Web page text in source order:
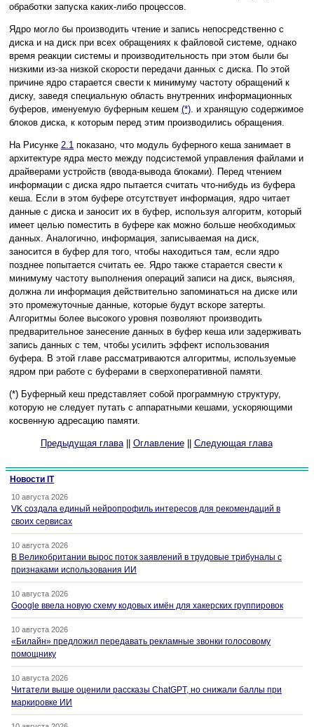
обработки запуска каких-либо процессов.
Ядро могло бы производить чтение и запись непосредственно с
диска и на диск при всех обращениях к файловой системе, однако
время реакции системы и производительность при этом были бы
низкими из-за низкой скорости передачи данных с диска. По этой
причине ядро старается свести к минимуму частоту обращений к
диску, заведя специальную область внутренних информационных
буферов, именуемую буферным кешем (*). и хранящую содержимое
блоков диска, к которым перед этим производились обращения.
На Рисунке 2.1 показано, что модуль буферного кеша занимает в
архитектуре ядра место между подсистемой управления файлами и
драйверами устройств (ввода-вывода блоками). Перед чтением
информации с диска ядро пытается считать что-нибудь из буфера
кеша. Если в этом буфере отсутствует информация, ядро читает
данные с диска и заносит их в буфер, используя алгоритм, который
имеет целью поместить в буфере как можно больше необходимых
данных. Аналогично, информация, записываемая на диск,
заносится в буфер для того, чтобы находиться там, если ядро
позднее попытается считать ее. Ядро также старается свести к
минимуму частоту выполнения операций записи на диск, выясняя,
должна ли информация действительно запоминаться на диске или
это промежуточные данные, которые будут вскоре затерты.
Алгоритмы более высокого уровня позволяют производить
предварительное занесение данных в буфер кеша или задерживать
запись данных с тем, чтобы усилить эффект использования
буфера. В этой главе рассматриваются алгоритмы, используемые
ядром при работе с буферами в сверхоперативной памяти.
(*) Буферный кеш представляет собой программную структуру,
которую не следует путать с аппаратными кешами, ускоряющими
косвенную адресацию памяти.
Предыдущая глава|| Оглавление|| Следующая глава
Новости IT
10 августа 2026
VK создала единый нейропрофиль интересов для рекомендаций в
своих сервисах
10 августа 2026
В Великобритании вырос поток заявлений в трудовые трибуналы с
признаками использования ИИ
10 августа 2026
Google ввела новую схему кодовых имён для хакерских группировок
10 августа 2026
«Билайн» предложил передавать рекламные звонки голосовому
помощнику
10 августа 2026
Читатели выше оценили рассказы ChatGPT, но снижали баллы при
маркировке ИИ